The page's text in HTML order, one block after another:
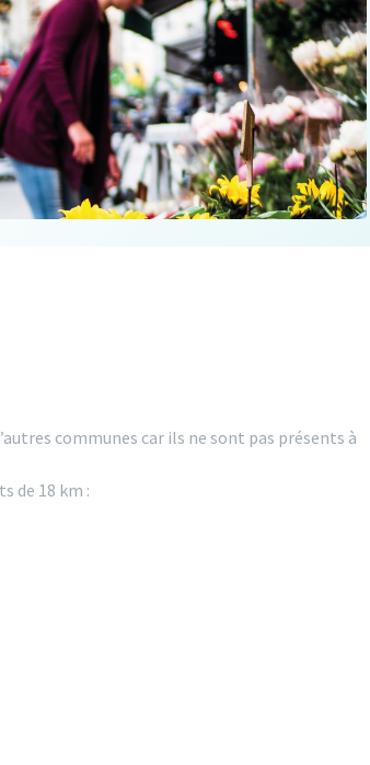
communes car ils ne sont pas présents à
de 18 km :